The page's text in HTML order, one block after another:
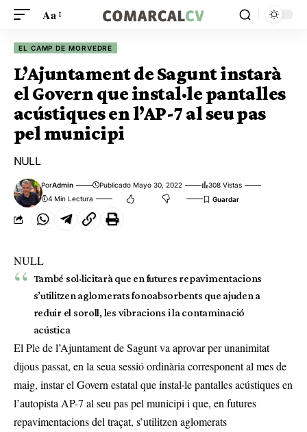
Aa
EL CAMP DE MORVEDRE
L’Ajuntament de Sagunt instarà
el Govern que instal·le pantalles
acústiques en l’AP-7 al seu pas
pel municipi
NULL
PorAdmin Publicado Mayo 30, 2022
308 Vistas
4 Min Lectura
NULL
També sol·licitarà que en futures repavimentacions
s’utilitzen aglomerats fonoabsorbents que ajuden a
reduir el soroll, les vibracions i la contaminació
acústica
El Ple de l’Ajuntament de Sagunt va aprovar per unanimitat
dijous passat, en la seua sessió ordinària corresponent al mes de
maig, instar el Govern estatal que instal·le pantalles acústiques en
l’autopista AP-7 al seu pas pel municipi i que, en futures
repavimentacions del traçat, s’utilitzen aglomerats